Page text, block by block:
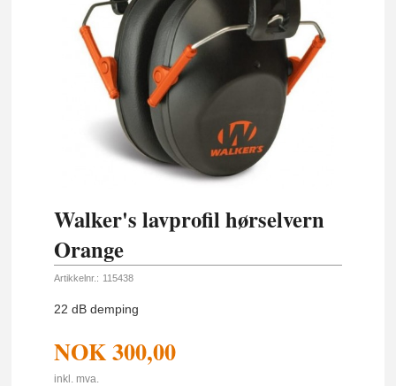
Walker's lavprofil hørselvern
Orange
Artikkelnr.: 115438
22 dB demping
NOK300,00
inkl. mva.